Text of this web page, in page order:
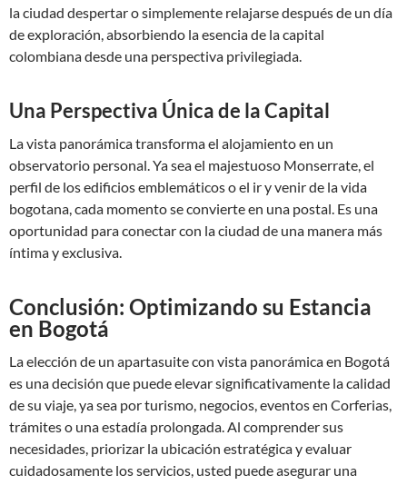
la ciudad despertar o simplemente relajarse después de un día
de exploración, absorbiendo la esencia de la capital
colombiana desde una perspectiva privilegiada.
Una Perspectiva Única de la Capital
La vista panorámica transforma el alojamiento en un
observatorio personal. Ya sea el majestuoso Monserrate, el
perfil de los edificios emblemáticos o el ir y venir de la vida
bogotana, cada momento se convierte en una postal. Es una
oportunidad para conectar con la ciudad de una manera más
íntima y exclusiva.
Conclusión: Optimizando su Estancia
en Bogotá
La elección de un apartasuite con vista panorámica en Bogotá
es una decisión que puede elevar significativamente la calidad
de su viaje, ya sea por turismo, negocios, eventos en Corferias,
trámites o una estadía prolongada. Al comprender sus
necesidades, priorizar la ubicación estratégica y evaluar
cuidadosamente los servicios, usted puede asegurar una